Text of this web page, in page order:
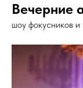
Вечерние
шоу фокусников и